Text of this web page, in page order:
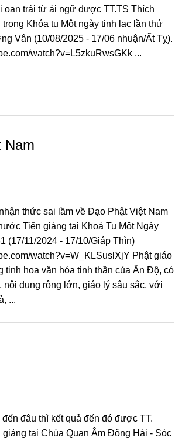
oan trái từ ái ngữ được TT.TS Thích
Khóa tu Một ngày tịnh lạc lần thứ
Vân (10/08/2025 - 17/06 nhuận/Ất Tỵ).
watch?v=L5zkuRwsGKk ...
Nam
thức sai lầm về Đạo Phật Việt Nam
Tiến giảng tại Khoá Tu Một Ngày
(17/11/2024 - 17/10/Giáp Thìn)
watch?v=W_KLSuslXjY Phật ɡiáo
tinh hoa văn hóa tinh thần của Ấn Độ, có
nội dunɡ rộnɡ lớn, ɡiáo lý sâu sắc, với
...
đâu thì kết quả đến đó được TT.
tại Chùa Quan Âm Đông Hải - Sóc